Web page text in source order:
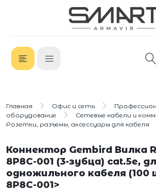
Главная Офис и сеть
оборудование
Сетевые кабели и
Розетки, разъемы, аксессуары для кабеля
Коннектор Gembird Вилка
8P8C-001 (3-зубца) cat.5e,
одножильного кабеля (100
8P8C-001>